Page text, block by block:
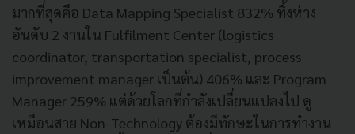
มากที่สุดคือ Data Mapping Specialist 832% ทิ้งห่าง
อันดับ 2 งานใน Fulfilment Center (logistics
coordinator, transportation specialist, process
improvement manager เป็นต้น) 406% และ Program
Manager 259% แต่ด้วยโลกที่กำลังเปลี่ยนแปลงไป ดู
เหมือนสาย Non-Technology ต้องมีทักษะในการทำงาน